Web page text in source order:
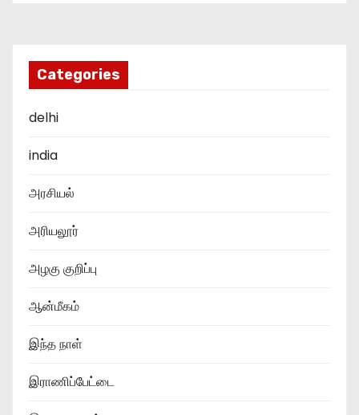
Categories
delhi
india
அரசியல்
அரியலூர்
அழகு குறிப்பு
ஆன்மீகம்
இந்த நாள்
இராணிப்பேட்டை